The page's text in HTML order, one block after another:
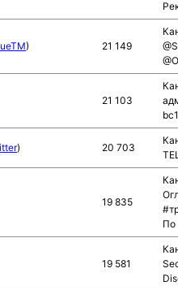
) 21 149
21 103
) 20 703
19 835
По
19 581